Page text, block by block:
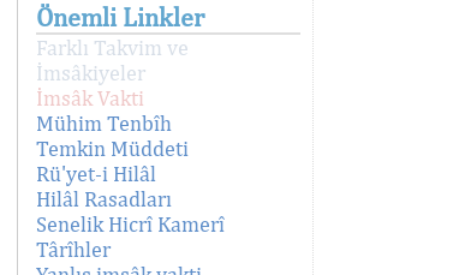
Önemli Linkler
Farklı Takvim ve
İmsâkiyeler
İmsâk Vakti
Mühim Tenbîh
Temkin Müddeti
Rü'yet-i Hilâl
Hilâl Rasadları
Senelik Hicrî Kamerî
Târîhler